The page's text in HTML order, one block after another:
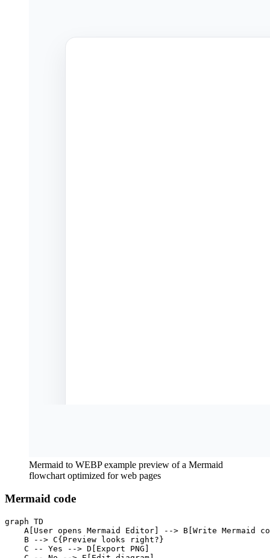
Mermaid to WEBP example preview of a Mermaid
flowchart optimized for web pages
Mermaid code
graph TD
A[User opens Mermaid Editor] --> B[Write Mermaid
    B --> C{Preview looks right?}
    C -- Yes --> D[Export PNG]